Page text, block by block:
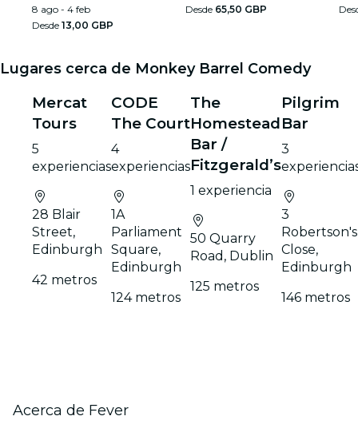
8 ago - 4 feb
Desde 13,00 GBP
Desde 65,50 GBP
Lugares cerca de Monkey Barrel Comedy
Mercat
Tours
5
experiencias
28 Blair
Street,
Edinburgh
42 metros
CODE
The Court
4
experiencias
1A
Parliament
Square,
Edinburgh
124 metros
The
Homestead
Bar /
Fitzgerald’s
1 experiencia
50 Quarry
Road, Dublin
125 metros
Pilgrim
Bar
3
3
Robertson's
Close,
Edinburgh
146 metros
Acerca de Fever